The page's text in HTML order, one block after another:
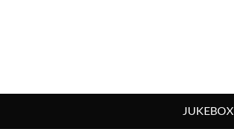
JUKEBOX